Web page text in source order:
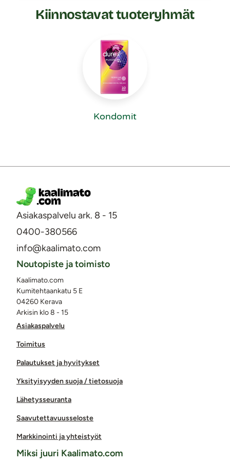
Kiinnostavat tuoteryhmät
Kondomit
Asiakaspalvelu ark. 8 - 15
0400-380566
info@kaalimato.com
Asiakaspalvelu
Toimitus
Palautukset ja hyvitykset
Yksityisyyden suoja / tietosuoja
Lähetysseuranta
Saavutettavuusseloste
Markkinointi ja yhteistyöt
Noutopiste ja toimisto
Kaalimato.com
Kumitehtaankatu 5 E
04260 Kerava
Arkisin klo 8 - 15
Miksi juuri Kaalimato.com